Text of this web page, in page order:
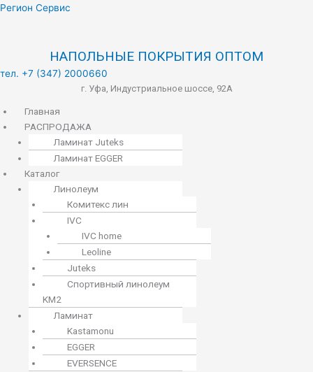
Регион Сервис
НАПОЛЬНЫЕ ПОКРЫТИЯ ОПТОМ
тел. +7 (347) 2000660
г. Уфа, Индустриальное шоссе, 92А
Меню
Главная
РАСПРОДАЖА
Ламинат Juteks
Ламинат EGGER
Каталог
Линолеум
Комитекс лин
IVC
IVC home
Leoline
Juteks
Спортивный линолеум
KM2
Ламинат
Kastamonu
EGGER
EVERSENCE